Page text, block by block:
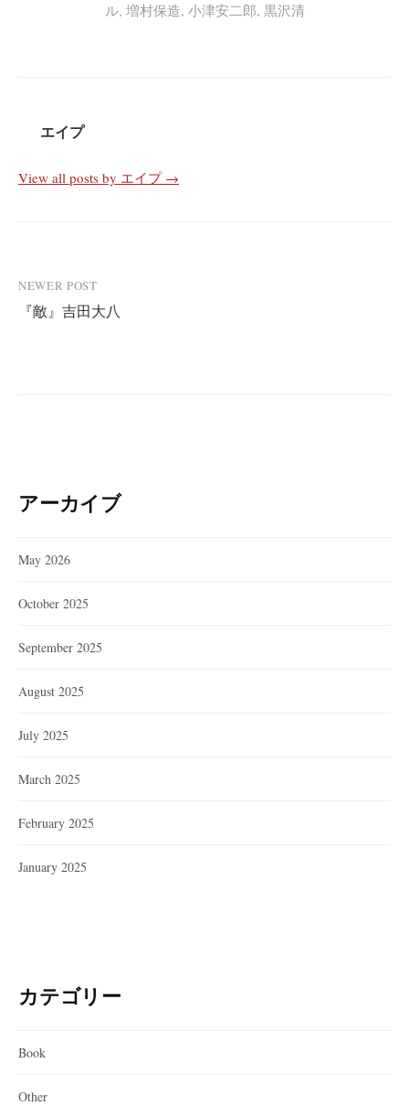
ル, 増村保造, 小津安二郎, 黒沢清
エイプ
View all posts by エイプ →
Post
navigation
NEWER POST
『敵』吉田大八
アーカイブ
May 2026
October 2025
September 2025
August 2025
July 2025
March 2025
February 2025
January 2025
カテゴリー
Book
Other